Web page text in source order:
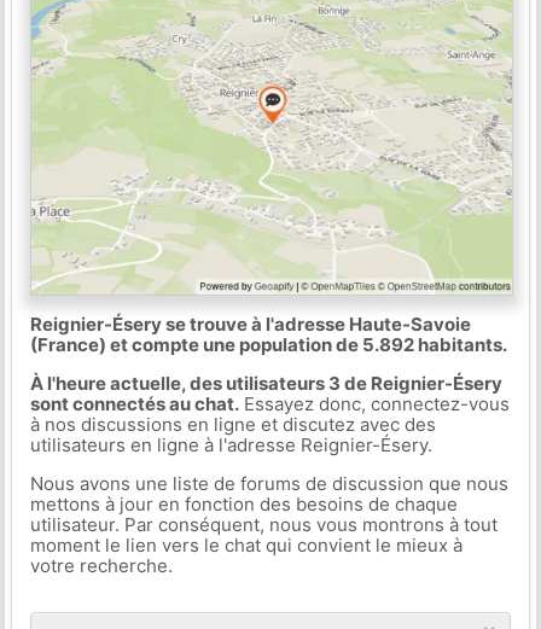
Reignier-Ésery se trouve à l'adresse Haute-Savoie
(France) et compte une population de 5.892 habitants.
À l'heure actuelle, des utilisateurs 3 de Reignier-Ésery
sont connectés au chat.Essayez donc, connectez-vous
à nos discussions en ligne et discutez avec des
utilisateurs en ligne à l'adresse Reignier-Ésery.
Nous avons une liste de forums de discussion que nous
mettons à jour en fonction des besoins de chaque
utilisateur. Par conséquent, nous vous montrons à tout
moment le lien vers le chat qui convient le mieux à
votre recherche.